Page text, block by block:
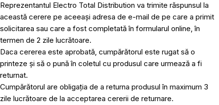
Reprezentantul Electro Total Distribution va trimite răspunsul la
această cerere pe aceeași adresa de e-mail de pe care a primit
solicitarea sau care a fost completată în formularul online, în
termen de 2 zile lucrătoare.
Daca cererea este aprobată, cumpărătorul este rugat să o
printeze și să o pună în coletul cu produsul care urmează a fi
returnat.
Cumpărătorul are obligația de a returna produsul în maximum 3
zile lucrătoare de la acceptarea cererii de returnare.